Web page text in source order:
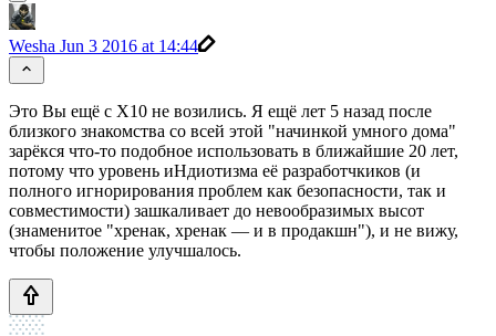
Wesha Jun 3 2016 at 14:44
Это Вы ещё с X10 не возились. Я ещё лет 5 назад после
близкого знакомства со всей этой "начинкой умного дома"
зарёкся что-то подобное использовать в ближайшие 20 лет,
потому что уровень иНдиотизма её разработчкиков (и
полного игнорирования проблем как безопасности, так и
совместимости) зашкаливает до невообразимых высот
(знаменитое "хренак, хренак — и в продакшн"), и не вижу,
чтобы положение улучшалось.